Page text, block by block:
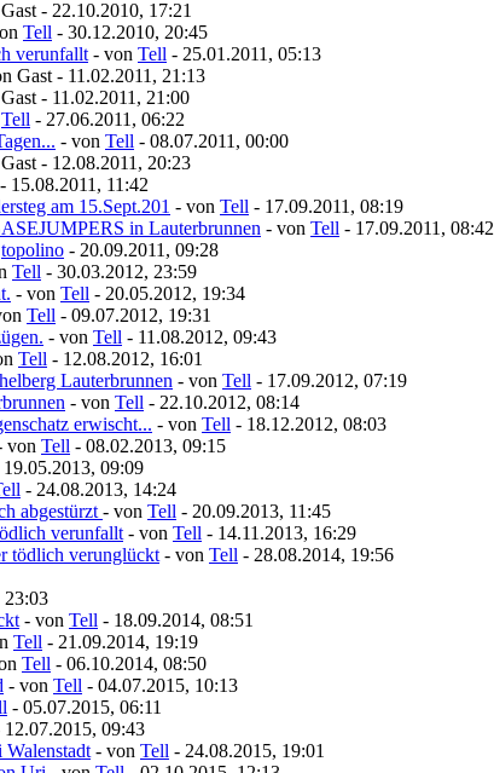
- 22.10.2010, 17:21
Tell - 30.12.2010, 20:45
verunfallt - von Tell - 25.01.2011, 05:13
Gast - 11.02.2011, 21:13
- 11.02.2011, 21:00
Tell - 27.06.2011, 06:22
- von Tell - 08.07.2011, 00:00
- 12.08.2011, 20:23
- 15.08.2011, 11:42
am 15.Sept.201 - von Tell - 17.09.2011, 08:19
in Lauterbrunnen - von Tell - 17.09.2011, 08:42
topolino - 20.09.2011, 09:28
Tell - 30.03.2012, 23:59
- von Tell - 20.05.2012, 19:34
Tell - 09.07.2012, 19:31
- von Tell - 11.08.2012, 09:43
Tell - 12.08.2012, 16:01
Lauterbrunnen - von Tell - 17.09.2012, 07:19
- von Tell - 22.10.2012, 08:14
erwischt... - von Tell - 18.12.2012, 08:03
von Tell - 08.02.2013, 09:15
19.05.2013, 09:09
- 24.08.2013, 14:24
abgestürzt - von Tell - 20.09.2013, 11:45
verunfallt - von Tell - 14.11.2013, 16:29
tödlich verunglückt - von Tell - 28.08.2014, 19:56
23:03
- von Tell - 18.09.2014, 08:51
Tell - 21.09.2014, 19:19
Tell - 06.10.2014, 08:50
- von Tell - 04.07.2015, 10:13
- 05.07.2015, 06:11
12.07.2015, 09:43
- von Tell - 24.08.2015, 19:01